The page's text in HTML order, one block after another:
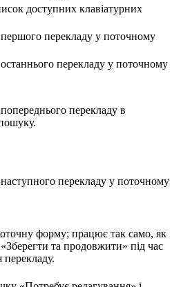
доступних клавіатурних
перекладу у поточному
перекладу у поточному
перекладу в
перекладу у поточному
форму; працює так само, як
та продовжити» під час
перекладу.